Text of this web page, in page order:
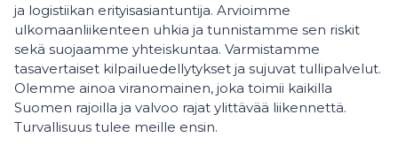
ja logistiikan erityisasiantuntija. Arvioimme
ulkomaanliikenteen uhkia ja tunnistamme sen riskit
sekä suojaamme yhteiskuntaa. Varmistamme
tasavertaiset kilpailuedellytykset ja sujuvat tullipalvelut.
Olemme ainoa viranomainen, joka toimii kaikilla
Suomen rajoilla ja valvoo rajat ylittävää liikennettä.
Turvallisuus tulee meille ensin.